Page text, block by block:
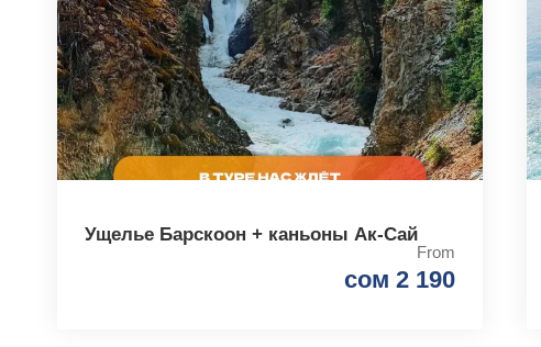
Ущелье Барскоон + каньоны Ак-Сай
From
сом 2 190